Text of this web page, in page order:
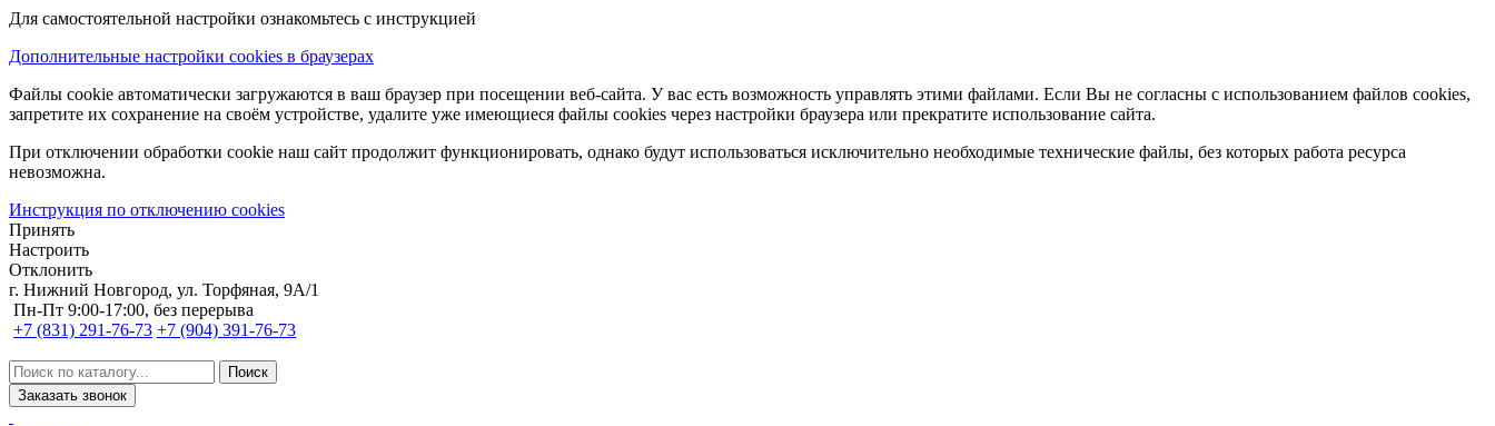
Для самостоятельной настройки ознакомьтесь с инструкцией
Дополнительные настройки cookies в браузерах
Файлы cookie автоматически загружаются в ваш браузер при посещении веб-сайта. У вас есть возможность управлять этими файлами. Если Вы не согласны с использованием файлов cookies,
запретите их сохранение на своём устройстве, удалите уже имеющиеся файлы cookies через настройки браузера или прекратите использование сайта.
При отключении обработки cookie наш сайт продолжит функционировать, однако будут использоваться исключительно необходимые технические файлы, без которых работа ресурса
невозможна.
Инструкция по отключению cookies
Принять
Настроить
Отклонить
г. Нижний Новгород, ул. Торфяная, 9А/1
Пн-Пт 9:00-17:00, без перерыва
+7 (831) 291-76-73 +7 (904) 391-76-73
Заказать звонок